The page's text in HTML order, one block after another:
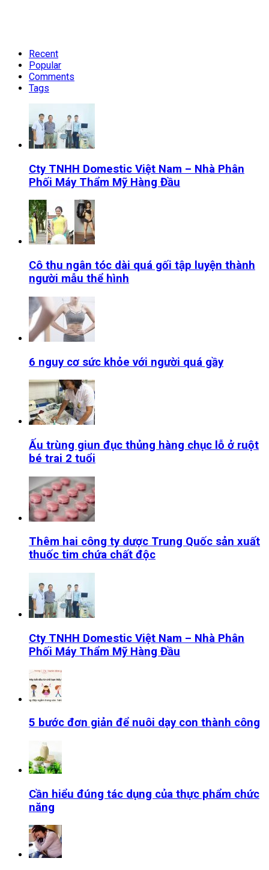
Recent
Popular
Comments
Tags
Cty TNHH Domestic Việt Nam – Nhà Phân
Phối Máy Thẩm Mỹ Hàng Đầu
Cô thu ngân tóc dài quá gối tập luyện thành
người mẫu thể hình
6 nguy cơ sức khỏe với người quá gầy
Ấu trùng giun đục thủng hàng chục lỗ ở ruột
bé trai 2 tuổi
Thêm hai công ty dược Trung Quốc sản xuất
thuốc tim chứa chất độc
Cty TNHH Domestic Việt Nam – Nhà Phân
Phối Máy Thẩm Mỹ Hàng Đầu
5 bước đơn giản để nuôi dạy con thành công
Cần hiểu đúng tác dụng của thực phẩm chức
năng